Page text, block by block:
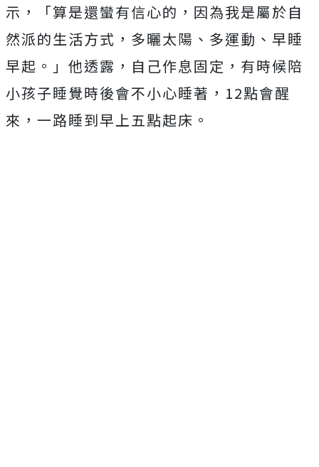
示，「算是還蠻有信心的，因為我是屬於自
然派的生活方式，多曬太陽、多運動、早睡
早起。」他透露，自己作息固定，有時候陪
小孩子睡覺時後會不小心睡著， 12點會醒
來，一路睡到早上五點起床。